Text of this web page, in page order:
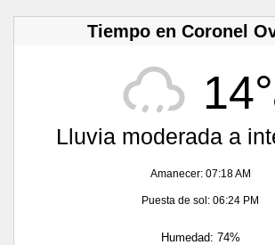
Tiempo en Coronel
14°
Lluvia moderada a
Amanecer: 07:18 AM
Puesta de sol: 06:24 PM
Humedad: 74%